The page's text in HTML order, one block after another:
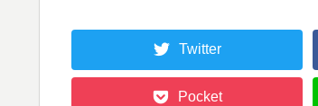
Twitter
Pocket